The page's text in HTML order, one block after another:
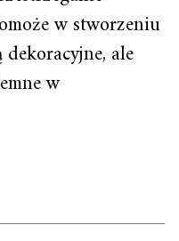
w stworzeniu
ale
w